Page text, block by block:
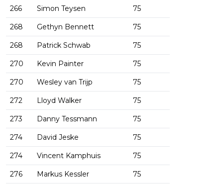
266 Simon Teysen 75
268 Gethyn Bennett 75
268 Patrick Schwab 75
270 Kevin Painter 75
270 Wesley van Trijp 75
272 Lloyd Walker 75
273 Danny Tessmann 75
274 David Jeske 75
274 Vincent Kamphuis 75
276 Markus Kessler 75